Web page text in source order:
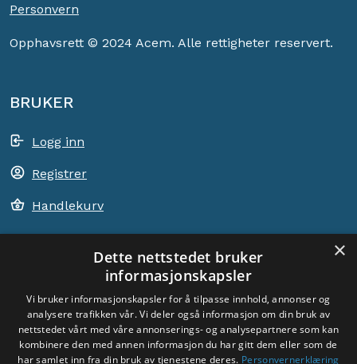
Personvern
Opphavsrett © 2024 Acem. Alle rettigheter reservert.
BRUKER
Logg inn
Registrer
Handlekurv
ACEM VERDEN OVER
VELG LAND
Dyade
×
Dette nettstedet bruker
informasjonskapsler
Vi bruker informasjonskapsler for å tilpasse innhold, annonser og
analysere trafikken vår. Vi deler også informasjon om din bruk av
nettstedet vårt med våre annonserings- og analysepartnere som kan
kombinere den med annen informasjon du har gitt dem eller som de
har samlet inn fra din bruk av tjenestene deres. Personvernerklæring